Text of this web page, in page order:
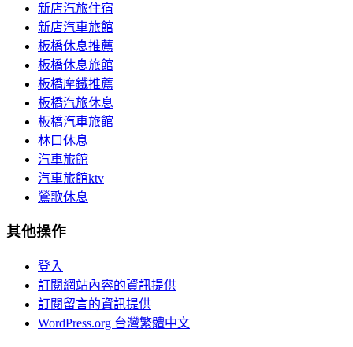
新店汽旅住宿
新店汽車旅館
板橋休息推薦
板橋休息旅館
板橋摩鐵推薦
板橋汽旅休息
板橋汽車旅館
林口休息
汽車旅館
汽車旅館ktv
鶯歌休息
其他操作
登入
訂閱網站內容的資訊提供
訂閱留言的資訊提供
WordPress.org 台灣繁體中文